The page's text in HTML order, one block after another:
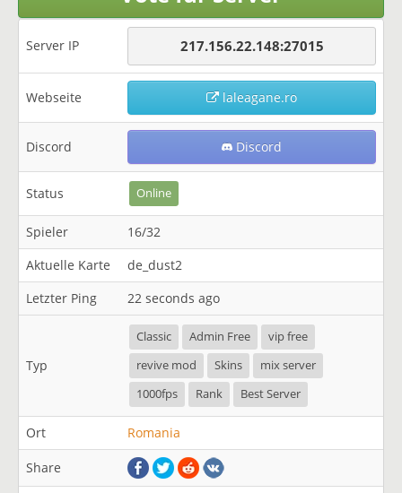
Server IP 217.156.22.148:27015
Webseite laleagane.ro
Discord Discord
Status Online
Spieler
16/32
Aktuelle Karte
de_dust2
Letzter Ping
22 seconds ago
Typ
Classic Admin Free
vip free
revive mod
Skins
mix server
1000fps
Rank Best Server
Ort Romania
Share